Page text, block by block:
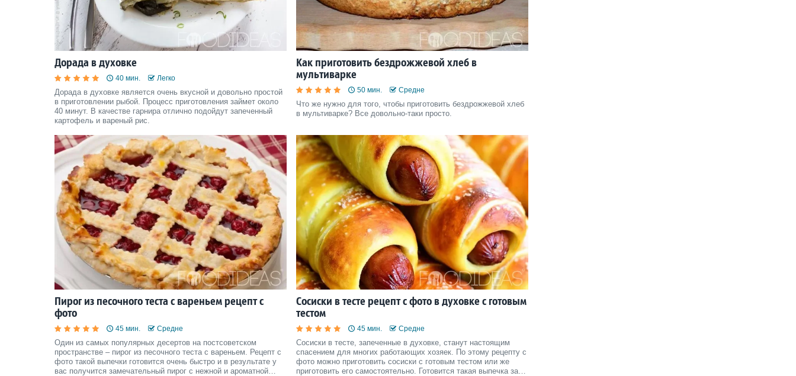
Дорада в духовке
40 мин. Легко
Дорада в духовке является очень вкусной и довольно простой
в приготовлении рыбой. Процесс приготовления займет около
40 минут. В качестве гарнира отлично подойдут запеченный
картофель и вареный рис.
Как приготовить бездрожжевой хлеб в
мультиварке
50 мин. Средне
Что же нужно для того, чтобы приготовить бездрожжевой хлеб
в мультиварке? Все довольно-таки просто.
Пирог из песочного теста с вареньем рецепт с
фото
45 мин. Средне
Один из самых популярных десертов на постсоветском
пространстве – пирог из песочного теста с вареньем. Рецепт с
фото такой выпечки готовится очень быстро и в результате у
вас получится замечательный пирог с нежной и ароматной
Сосиски в тесте рецепт с фото в духовке с готовым
тестом
45 мин. Средне
Сосиски в тесте, запеченные в духовке, станут настоящим
спасением для многих работающих хозяек. По этому рецепту с
фото можно приготовить сосиски с готовым тестом или же
приготовить его самостоятельно. Готовится такая выпечка за